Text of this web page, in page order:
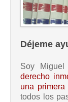
Déjeme
Soy Miguel
derecho
una primera
todos los